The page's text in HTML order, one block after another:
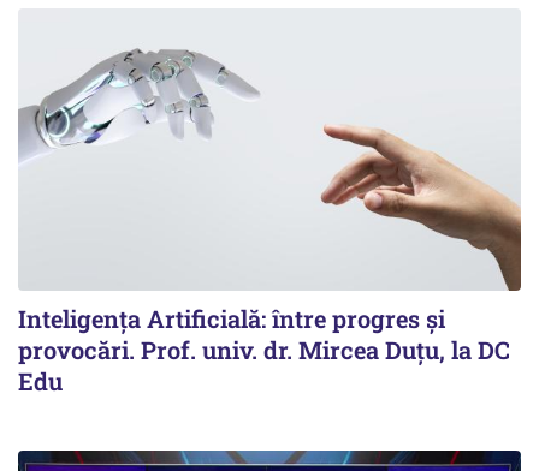
Inteligența Artificială: între progres și
provocări. Prof. univ. dr. Mircea Duțu, la DC
Edu